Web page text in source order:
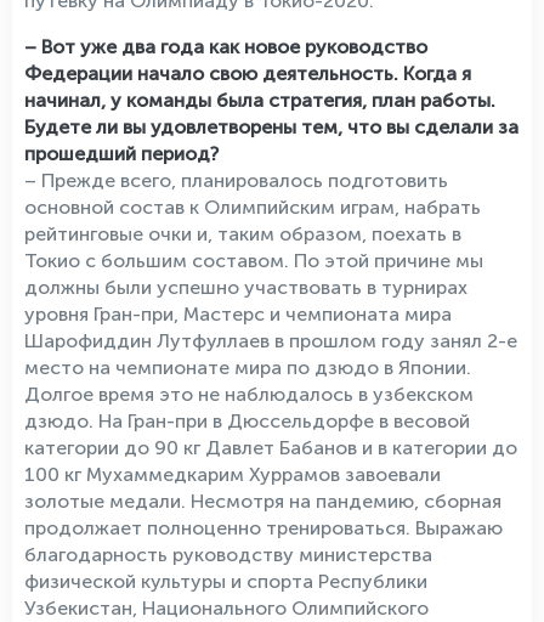
– Вот уже два года как новое руководство
Федерации начало свою деятельность. Когда я
начинал, у команды была стратегия, план работы.
Будете ли вы удовлетворены тем, что вы сделали за
прошедший период?
– Прежде всего, планировалось подготовить
основной состав к Олимпийским играм, набрать
рейтинговые очки и, таким образом, поехать в
Токио с большим составом. По этой причине мы
должны были успешно участвовать в турнирах
уровня Гран-при, Мастерс и чемпионата мира
Шарофиддин Лутфуллаев в прошлом году занял 2-е
место на чемпионате мира по дзюдо в Японии.
Долгое время это не наблюдалось в узбекском
дзюдо. На Гран-при в Дюссельдорфе в весовой
категории до 90 кг Давлет Бабанов и в категории до
100 кг Мухаммедкарим Хуррамов завоевали
золотые медали. Несмотря на пандемию, сборная
продолжает полноценно тренироваться. Выражаю
благодарность руководству министерства
физической культуры и спорта Республики
Узбекистан, Национального Олимпийского